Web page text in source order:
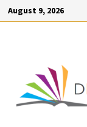
springen
August 9, 2026